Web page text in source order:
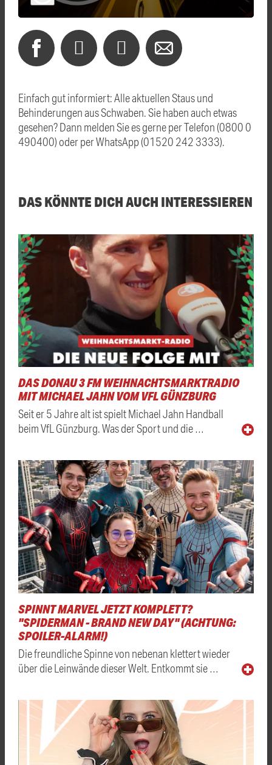
Einfach gut informiert: Alle aktuellen Staus und
Behinderungen aus Schwaben. Sie haben auch etwas
gesehen? Dann melden Sie es gerne per Telefon (0800 0
490400) oder per WhatsApp (01520 242 3333).
DAS KÖNNTE DICH AUCH INTERESSIEREN
DAS DONAU 3 FM WEIHNACHTSMARKTRADIO
MIT MICHAEL JAHN VOM VFL GÜNZBURG
Seit er 5 Jahre alt ist spielt Michael Jahn Handball
beim VfL Günzburg. Was der Sport und die …
SPINNT MARVEL JETZT KOMPLETT?
"SPIDERMAN - BRAND NEW DAY" (ACHTUNG:
SPOILER-ALARM!)
Die freundliche Spinne von nebenan klettert wieder
über die Leinwände dieser Welt. Entkommt sie …